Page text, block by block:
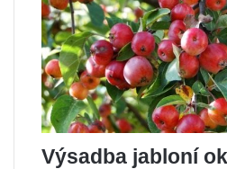
Výsadba jabloní